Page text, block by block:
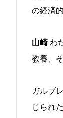
の経済
山崎わ
教養、
ガルブ
じられ